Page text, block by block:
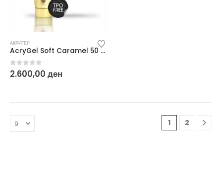
АКРИГЕЛ
AcryGel Soft Caramel 50 ml
0 out of 5
2.600,00 ден
1 2